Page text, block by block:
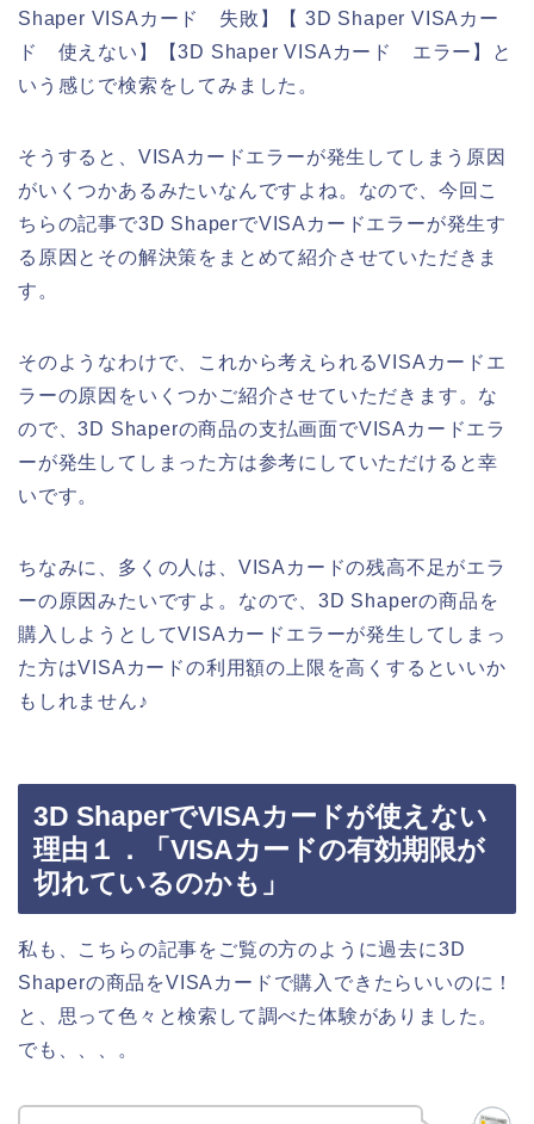
Shaper VISAカード 失敗】【 3D Shaper VISAカー
ド 使えない】【3D Shaper VISAカード エラー】と
いう感じで検索をしてみました。
そうすると、VISAカードエラーが発生してしまう原因
がいくつかあるみたいなんですよね。なので、今回こ
ちらの記事で3D ShaperでVISAカードエラーが発生す
る原因とその解決策をまとめて紹介させていただきま
す。
そのようなわけで、これから考えられるVISAカードエ
ラーの原因をいくつかご紹介させていただきます。な
ので、3D Shaperの商品の支払画面でVISAカードエラ
ーが発生してしまった方は参考にしていただけると幸
いです。
ちなみに、多くの人は、VISAカードの残高不足がエラ
ーの原因みたいですよ。なので、3D Shaperの商品を
購入しようとしてVISAカードエラーが発生してしまっ
た方はVISAカードの利用額の上限を高くするといいか
もしれません♪
3D ShaperでVISAカードが使えない
理由１．「VISAカードの有効期限が
切れているのかも」
私も、こちらの記事をご覧の方のように過去に3D
Shaperの商品をVISAカードで購入できたらいいのに！
と、思って色々と検索して調べた体験がありました。
でも、、、。